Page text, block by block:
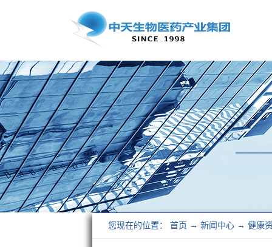
您现在的位置： 首页 → 新闻中心 → 健康